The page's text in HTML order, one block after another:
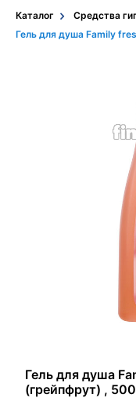
Каталог Средства
Гель для душа Family
Гель для душа
(грейпфрут) ,